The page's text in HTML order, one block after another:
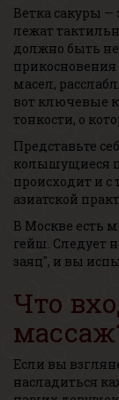
Ветка сакуры —
лежат
должно быть
масел,
вот ключевые
тонкости, о
Представьте
колышущиеся
происходит и
азиатской
В Москве есть
гейш. Следует
заяц", и вы
Что
Если вы
насладиться